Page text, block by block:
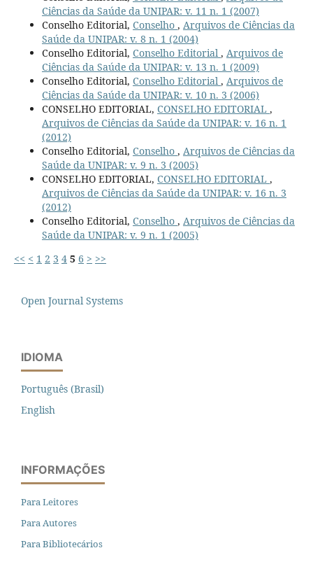
Ciências da Saúde da UNIPAR: v. 11 n. 1 (2007)
Conselho Editorial, Conselho , Arquivos de Ciências da
Saúde da UNIPAR: v. 8 n. 1 (2004)
Conselho Editorial, Conselho Editorial , Arquivos de
Ciências da Saúde da UNIPAR: v. 13 n. 1 (2009)
Conselho Editorial, Conselho Editorial , Arquivos de
Ciências da Saúde da UNIPAR: v. 10 n. 3 (2006)
CONSELHO EDITORIAL, CONSELHO EDITORIAL ,
Arquivos de Ciências da Saúde da UNIPAR: v. 16 n. 1
(2012)
Conselho Editorial, Conselho , Arquivos de Ciências da
Saúde da UNIPAR: v. 9 n. 3 (2005)
CONSELHO EDITORIAL, CONSELHO EDITORIAL ,
Arquivos de Ciências da Saúde da UNIPAR: v. 16 n. 3
(2012)
Conselho Editorial, Conselho , Arquivos de Ciências da
Saúde da UNIPAR: v. 9 n. 1 (2005)
<< < 1 2 3 4 5 6 > >>
Open Journal Systems
IDIOMA
Português (Brasil)
English
INFORMAÇÕES
Para Leitores
Para Autores
Para Bibliotecários